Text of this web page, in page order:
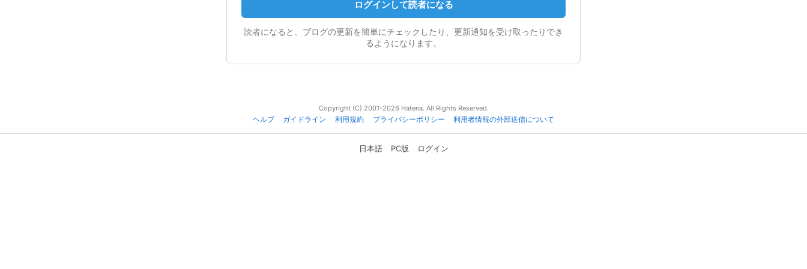
ログインして読者になる
読者になると、ブログの更新を簡単にチェックしたり、更新通知を受け取ったりでき
るようになります。
Copyright (C) 2001-2026 Hatena. All Rights Reserved.
ヘルプ
ガイドライン 利用規約 プライバシーポリシー 利用者情報の外部送信について
日本語 PC版 ログイン